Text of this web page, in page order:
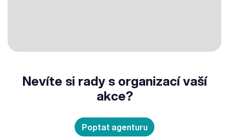
Nevíte si rady s organizací vaší
akce?
Poptat agenturu